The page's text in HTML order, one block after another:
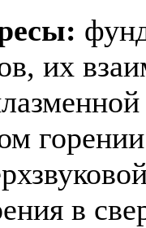
их
в